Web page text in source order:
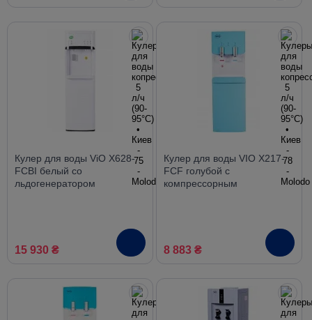
Кулер для воды ViO X628-
FCBI белый со
льдогенератором
15 930 ₴
Кулер для воды VIO Х217-
FCF голубой с
компрессорным
8 883 ₴